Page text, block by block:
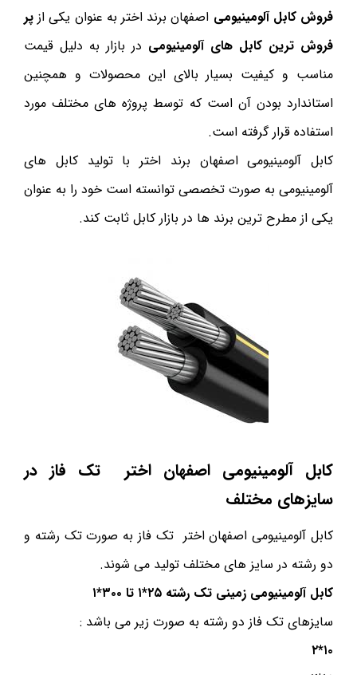
فروش کابل آلومینیومی اصفهان برند اختر به عنوان یکی از پر
فروش ترین کابل های آلومینیومی در بازار به دلیل قیمت
مناسب و کیفیت بسیار بالای این محصولات و همچنین
استاندارد بودن آن است که توسط پروژه های مختلف مورد
استفاده قرار گرفته است.
کابل آلومینیومی اصفهان برند اختر با تولید کابل های
آلومینیومی به صورت تخصصی توانسته است خود را به عنوان
یکی از مطرح ترین برند ها در بازار کابل ثابت کند.
کابل آلومینیومی اصفهان اختر تک فاز در
سایزهای مختلف
کابل آلومینیومی اصفهان اختر تک فاز به صورت تک رشته و
دو رشته در سایز های مختلف تولید می شوند.
کابل آلومینیومی زمینی تک رشته ۲۵*۱ تا ۳۰۰*۱
سایزهای تک فاز دو رشته به صورت زیر می باشد :
۱۰*۲